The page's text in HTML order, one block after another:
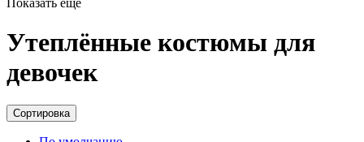
Утеплённые костюмы для
девочек
Сортировка